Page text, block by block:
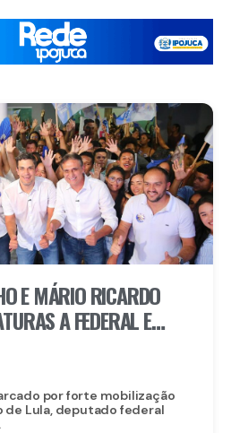
E MÁRIO RICARDO
A FEDERAL E
COM APOIO DE
por forte mobilização
Lula, deputado federal